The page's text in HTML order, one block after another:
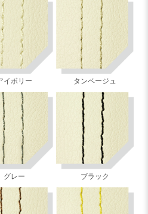
イボリー タンベージュ
グレー ブラック